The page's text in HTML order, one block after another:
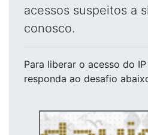
acessos suspeitos a
conosco.
Para liberar o acesso do IP
responda ao desafio